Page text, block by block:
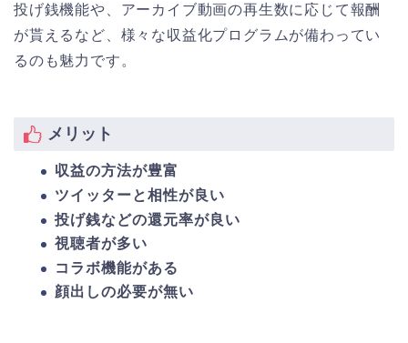
投げ銭機能や、アーカイブ動画の再生数に応じて報酬
が貰えるなど、様々な収益化プログラムが備わってい
るのも魅力です。
メリット
収益の方法が豊富
ツイッターと相性が良い
投げ銭などの還元率が良い
視聴者が多い
コラボ機能がある
顔出しの必要が無い